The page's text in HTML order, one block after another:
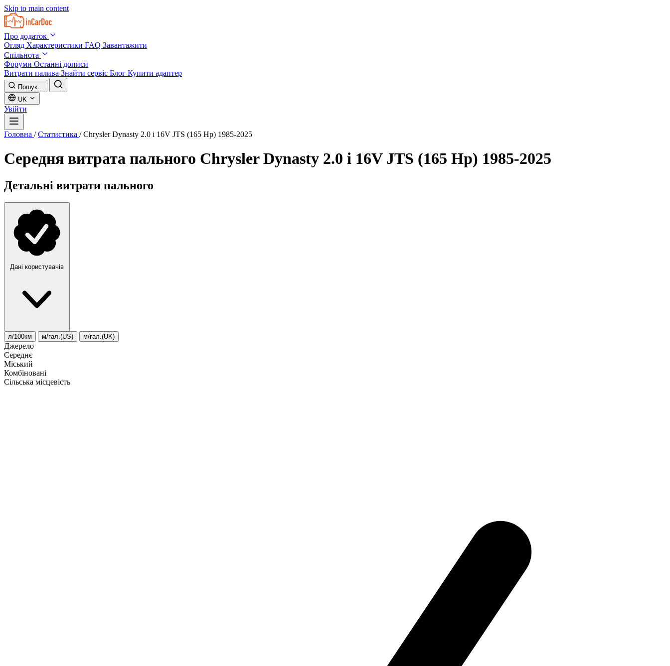
Skip to main content
Про додаток
Огляд Характеристики FAQ Завантажити
Спільнота
Форуми Останні дописи
Витрати палива Знайти сервіс Блог Купити адаптер
Пошук...
UK
Увійти
Головна / Статистика / Chrysler Dynasty 2.0 i 16V JTS (165 Hp) 1985-2025
Середня витрата пального Chrysler Dynasty 2.0 i 16V JTS (165 Hp) 1985-2025
Детальні витрати пального
Дані користувачів
л/100км м/гал.(US) м/гал.(UK)
Джерело
Середнє
Міський
Комбіновані
Сільська місцевість